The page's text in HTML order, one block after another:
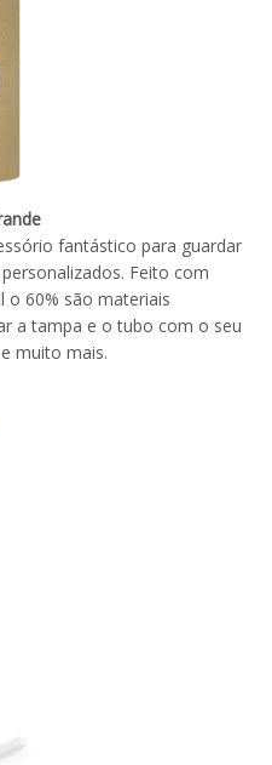
fantástico para guardar
Feito com
o 60% são materiais
a tampa e o tubo com o seu
muito mais.